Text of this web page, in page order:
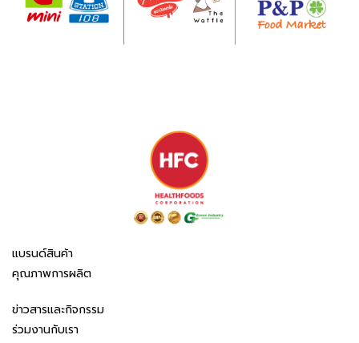
แบรนด์สินค้า
คุณภาพการผลิต
ข่าวสารและกิจกรรม
ร่วมงานกับเรา